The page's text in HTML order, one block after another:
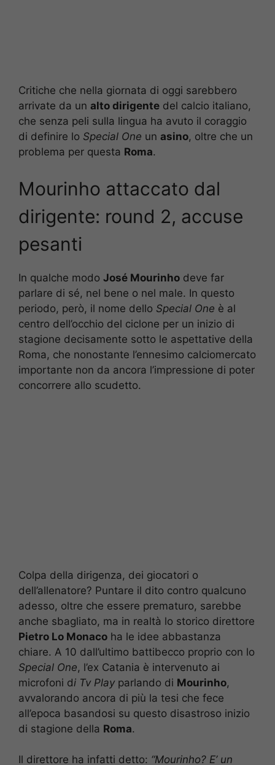
Critiche che nella giornata di oggi sarebbero
arrivate da un alto dirigente del calcio italiano,
che senza peli sulla lingua ha avuto il coraggio
di definire lo Special One un asino, oltre che un
problema per questa Roma.
Mourinho attaccato dal
dirigente: round 2, accuse
pesanti
In qualche modo José Mourinho deve far
parlare di sé, nel bene o nel male. In questo
periodo, però, il nome dello Special One è al
centro dell’occhio del ciclone per un inizio di
stagione decisamente sotto le aspettative della
Roma, che nonostante l’ennesimo calciomercato
importante non da ancora l’impressione di poter
concorrere allo scudetto.
Colpa della dirigenza, dei giocatori o
dell’allenatore? Puntare il dito contro qualcuno
adesso, oltre che essere prematuro, sarebbe
anche sbagliato, ma in realtà lo storico direttore
Pietro Lo Monaco ha le idee abbastanza
chiare. A 10 dall’ultimo battibecco proprio con lo
Special One, l’ex Catania è intervenuto ai
microfoni di Tv Play parlando di Mourinho,
avvalorando ancora di più la tesi che fece
all’epoca basandosi su questo disastroso inizio
di stagione della Roma.
Il direttore ha infatti detto: “Mourinho? E’ un